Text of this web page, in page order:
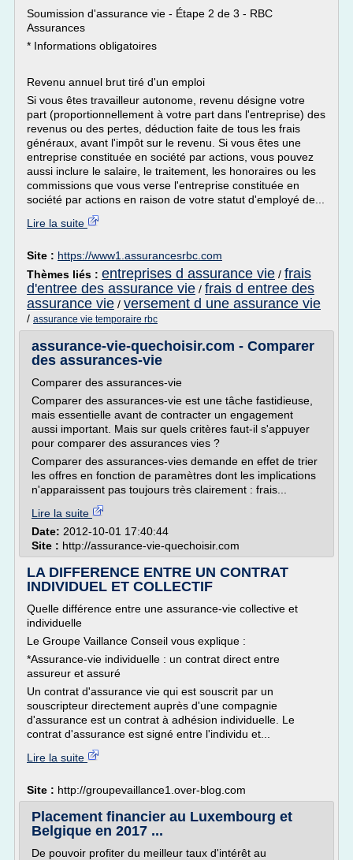
Soumission d'assurance vie - Étape 2 de 3 - RBC
Assurances
* Informations obligatoires
Revenu annuel brut tiré d'un emploi
Si vous êtes travailleur autonome, revenu désigne votre
part (proportionnellement à votre part dans l'entreprise) des
revenus ou des pertes, déduction faite de tous les frais
généraux, avant l'impôt sur le revenu. Si vous êtes une
entreprise constituée en société par actions, vous pouvez
aussi inclure le salaire, le traitement, les honoraires ou les
commissions que vous verse l'entreprise constituée en
société par actions en raison de votre statut d'employé de...
Lire la suite
Site : https://www1.assurancesrbc.com
Thèmes liés : entreprises d assurance vie / frais
d'entree des assurance vie / frais d entree des
assurance vie / versement d une assurance vie
/ assurance vie temporaire rbc
assurance-vie-quechoisir.com - Comparer
des assurances-vie
Comparer des assurances-vie
Comparer des assurances-vie est une tâche fastidieuse,
mais essentielle avant de contracter un engagement
aussi important. Mais sur quels critères faut-il s'appuyer
pour comparer des assurances vies ?
Comparer des assurances-vies demande en effet de trier
les offres en fonction de paramètres dont les implications
n'apparaissent pas toujours très clairement : frais...
Lire la suite
Date: 2012-10-01 17:40:44
Site : http://assurance-vie-quechoisir.com
LA DIFFERENCE ENTRE UN CONTRAT
INDIVIDUEL ET COLLECTIF
Quelle différence entre une assurance-vie collective et
individuelle
Le Groupe Vaillance Conseil vous explique :
*Assurance-vie individuelle : un contrat direct entre
assureur et assuré
Un contrat d'assurance vie qui est souscrit par un
souscripteur directement auprès d'une compagnie
d'assurance est un contrat à adhésion individuelle. Le
contrat d'assurance est signé entre l'individu et...
Lire la suite
Site : http://groupevaillance1.over-blog.com
Placement financier au Luxembourg et
Belgique en 2017 ...
De pouvoir profiter du meilleur taux d'intérêt au